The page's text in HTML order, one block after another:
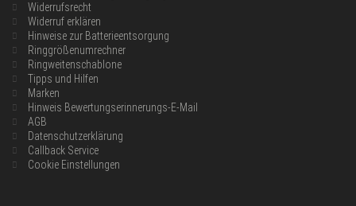
Widerrufsrecht
Widerruf erklären
Hinweise zur Batterieentsorgung
Ringgrößenumrechner
Ringweitenschablone
Tipps und Hilfen
Marken
Hinweis Bewertungserinnerungs-E-Mail
AGB
Datenschutzerklärung
Callback Service
Cookie Einstellungen